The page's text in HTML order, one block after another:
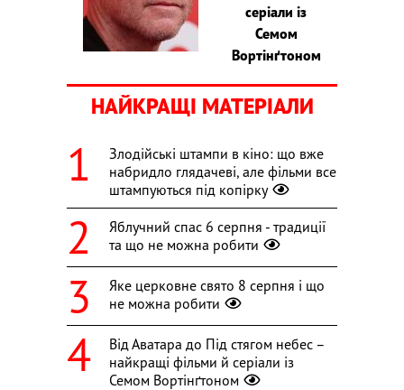
серіали із
Семом
Вортінґтоном
НАЙКРАЩІ МАТЕРІАЛИ
Злодійські штампи в кіно: що вже
набридло глядачеві, але фільми все
штампуються під копірку
Яблучний спас 6 серпня - традиції
та що не можна робити
Яке церковне свято 8 серпня і що
не можна робити
Від Аватара до Під стягом небес –
найкращі фільми й серіали із
Семом Вортінґтоном